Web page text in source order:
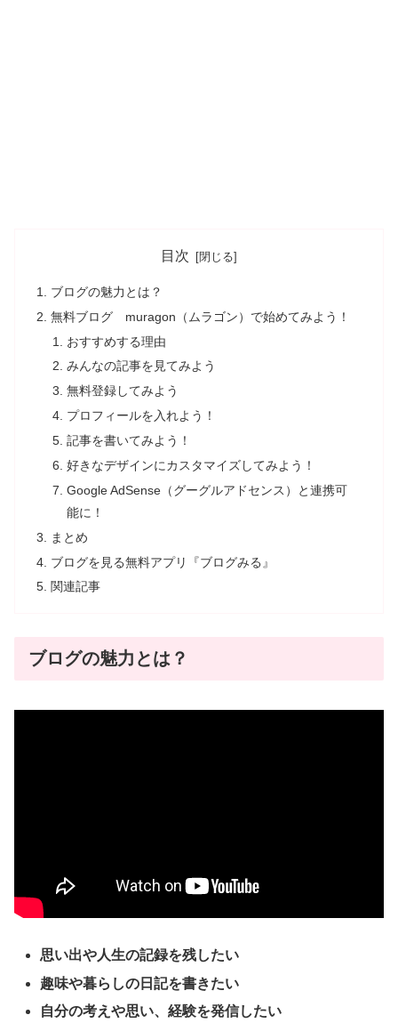
目次
ブログの魅力とは？
無料ブログ muragon（ムラゴン）で始めてみよう！
おすすめする理由
みんなの記事を見てみよう
無料登録してみよう
プロフィールを入れよう！
記事を書いてみよう！
好きなデザインにカスタマイズしてみよう！
Google AdSense（グーグルアドセンス）と連携可
能に！
まとめ
ブログを見る無料アプリ『ブログみる』
関連記事
ブログの魅力とは？
思い出や人生の記録を残したい
趣味や暮らしの日記を書きたい
自分の考えや思い、経験を発信したい